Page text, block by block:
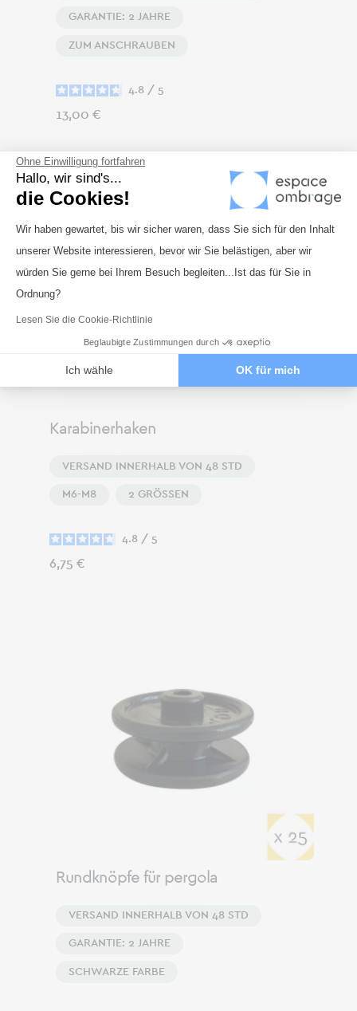
Ohne Einwilligung fortfahren
Hallo, wir sind's...
die Cookies!
Einwilligungsmanagementplattform:
Wir haben gewartet, bis wir sicher waren, dass Sie sich für den Inhalt
unserer Website interessieren, bevor wir Sie belästigen, aber wir
würden Sie gerne bei Ihrem Besuch begleiten...Ist das für Sie in
Ordnung?
Lesen Sie die Cookie-Richtlinie
Beglaubigte Zustimmungen durch
Ich wähle OK für mich
Axeptio consent
GARANTIE: 2 JAHRE
ZUM ANSCHRAUBEN
4.8 / 5
Preis
13,00 €
Karabinerhaken
VERSAND INNERHALB VON 48 STD
M6-M8 2 GRÖSSEN
4.8 / 5
Preis
6,75 €
Rundknöpfe für pergola
VERSAND INNERHALB VON 48 STD
GARANTIE: 2 JAHRE
SCHWARZE FARBE